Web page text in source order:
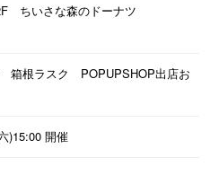
ちいさな森のドーナツ
箱根ラスク POPUPSHOP出店お
)15:00 開催